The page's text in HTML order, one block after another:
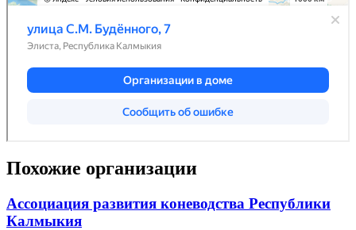
Похожие организации
Ассоциация развития коневодства Республики
Калмыкия